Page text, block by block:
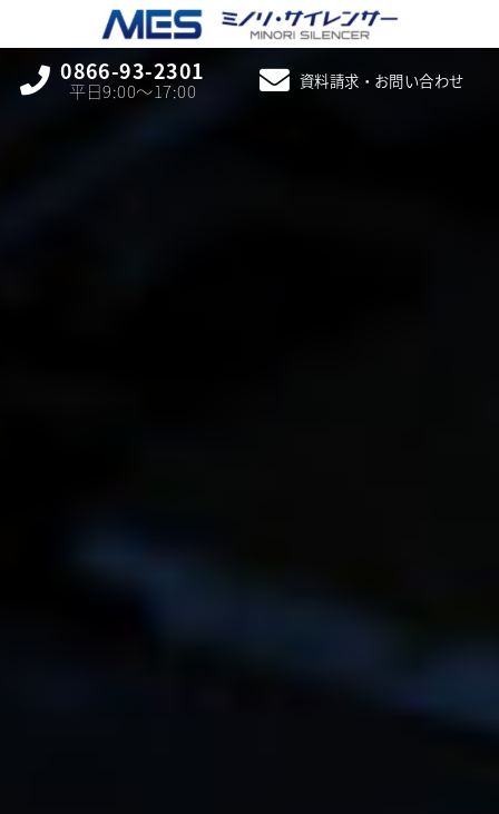
0866-93-2301
平日9:00〜17:00 資料請求・お問い合わせ